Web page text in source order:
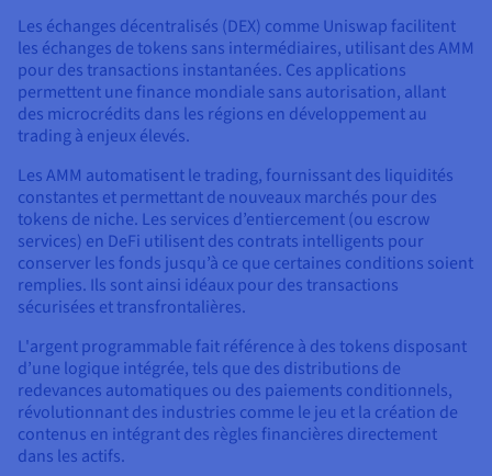
Les échanges décentralisés (DEX) comme Uniswap facilitent
les échanges de tokens sans intermédiaires, utilisant des AMM
pour des transactions instantanées. Ces applications
permettent une finance mondiale sans autorisation, allant
des microcrédits dans les régions en développement au
trading à enjeux élevés.
Les AMM automatisent le trading, fournissant des liquidités
constantes et permettant de nouveaux marchés pour des
tokens de niche. Les services d’entiercement (ou escrow
services) en DeFi utilisent des contrats intelligents pour
conserver les fonds jusqu’à ce que certaines conditions soient
remplies. Ils sont ainsi idéaux pour des transactions
sécurisées et transfrontalières.
L'argent programmable fait référence à des tokens disposant
d’une logique intégrée, tels que des distributions de
redevances automatiques ou des paiements conditionnels,
révolutionnant des industries comme le jeu et la création de
contenus en intégrant des règles financières directement
dans les actifs.